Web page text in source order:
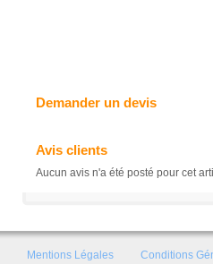
Demander un devis
Avis clients
Aucun avis n'a été posté pour cet
Mentions Légales Conditions